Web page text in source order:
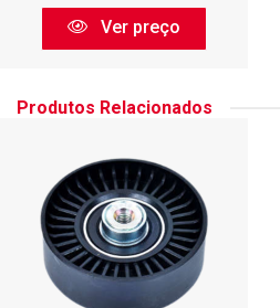
Ver preço
Produtos Relacionados